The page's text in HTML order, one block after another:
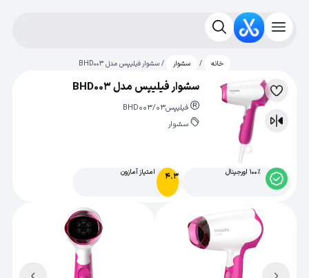
خانه / سشوار / سشوار فیلیپس مدل BHD003
لیست
علاقه‌مندی
مقایسه
سشوار فیلیپس مدل BHD003
فیلیپسBHD003/03
سشوار
100% اورجینال 4.3 امتیاز آمازون